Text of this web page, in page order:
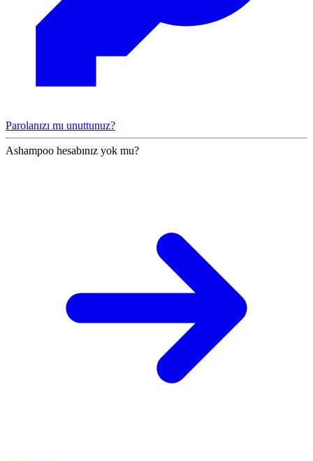
Parolanızı mı unuttunuz?
Ashampoo hesabınız yok mu?